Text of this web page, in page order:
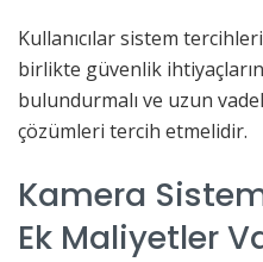
Kullanıcılar sistem
birlikte güvenlik
bulundurmalı ve uzun
çözümleri tercih etmelidir.
Kamera
Ek Maliyetler